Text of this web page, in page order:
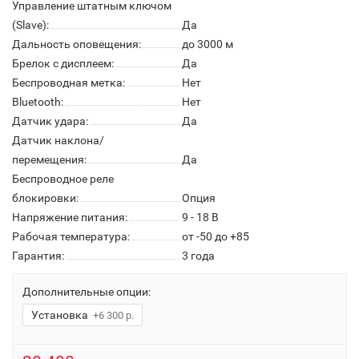
Управление штатным ключом
(Slave):
Да
Дальность оповещения:
до 3000 м
Брелок с дисплеем:
Да
Беспроводная метка:
Нет
Bluetooth:
Нет
Датчик удара:
Да
Датчик наклона/
перемещения:
Да
Беспроводное реле
блокировки:
Опция
Напряжение питания:
9 - 18 В
Рабочая температура:
от -50 до +85
Гарантия:
3 года
Дополнительные опции:
Установка +6 300 р.